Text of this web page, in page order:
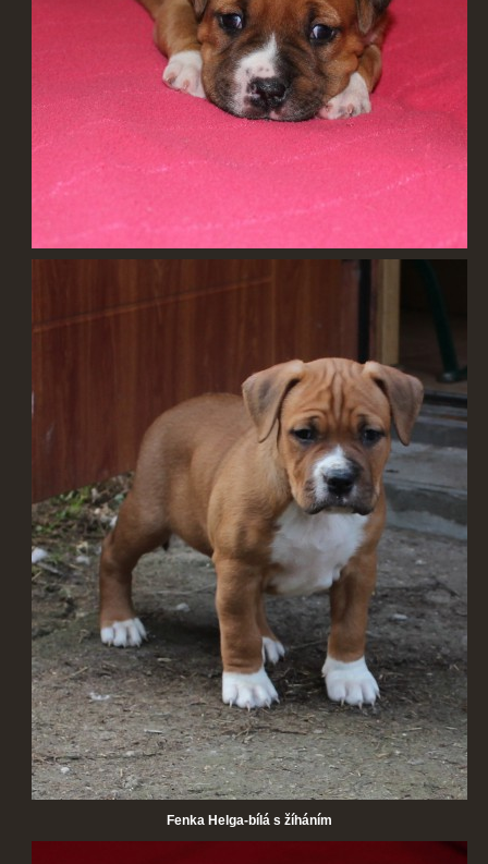
Fenka Helga-bílá s žíháním